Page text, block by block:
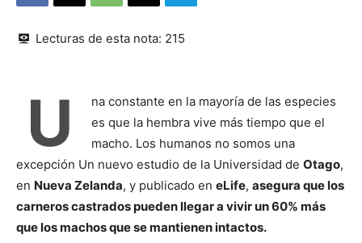
Lecturas de esta nota: 215
U
na constante en la mayoría de las especies
es que la hembra vive más tiempo que el
macho. Los humanos no somos una
excepción Un nuevo estudio de la Universidad de Otago,
en Nueva Zelanda, y publicado en eLife, asegura que los
carneros castrados pueden llegar a vivir un 60% más
que los machos que se mantienen intactos.